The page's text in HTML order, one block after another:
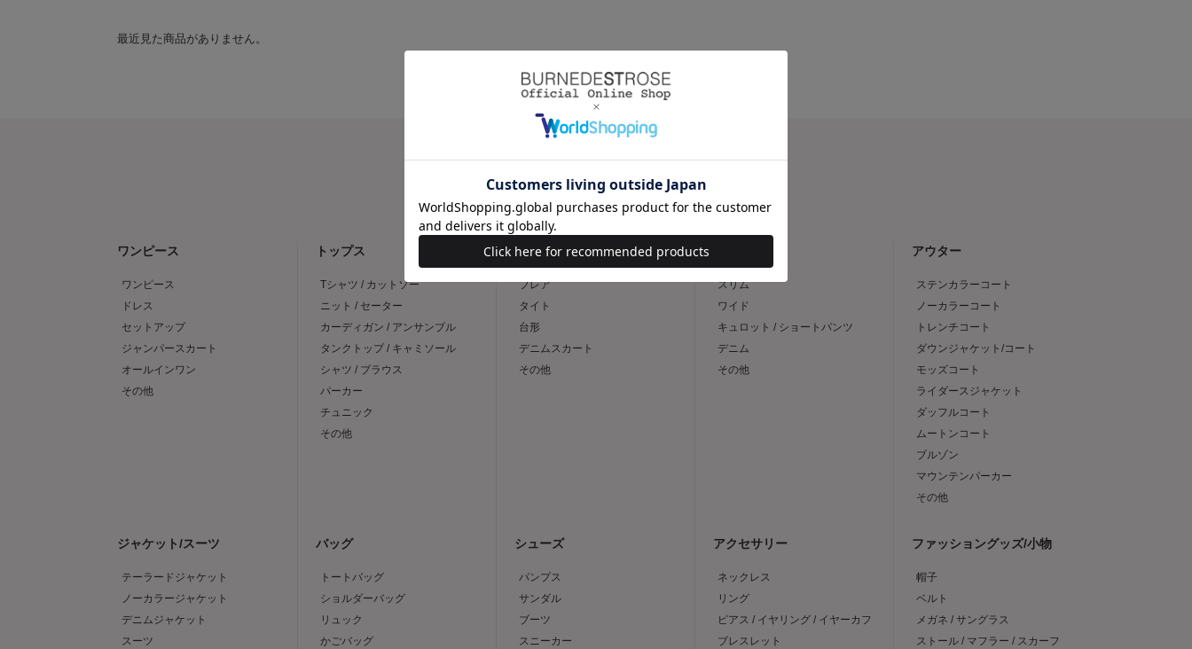
最近見た商品がありません。
CATEGORY
ワンピース
ワンピース
ドレス
セットアップ
ジャンパースカート
オールインワン
その他
トップス
Tシャツ / カットソー
ニット / セーター
カーディガン / アンサンブル
タンクトップ / キャミソール
シャツ / ブラウス
パーカー
チュニック
その他
スカート
フレア
タイト
台形
デニムスカート
その他
スリム
ワイド
キュロット / ショートパンツ
デニム
その他
アウター
ステンカラーコート
ノーカラーコート
トレンチコート
ダウンジャケット/コート
モッズコート
ライダースジャケット
ダッフルコート
ムートンコート
ブルゾン
マウンテンパーカー
その他
ジャケット/スーツ
テーラードジャケット
ノーカラージャケット
デニムジャケット
スーツ
バッグ
トートバッグ
ショルダーバッグ
リュック
かごバッグ
シューズ
パンプス
サンダル
ブーツ
スニーカー
アクセサリー
ネックレス
リング
ピアス / イヤリング / イヤーカフ
ブレスレット
ファッショングッズ/小物
帽子
ベルト
メガネ / サングラス
ストール / マフラー / スカーフ